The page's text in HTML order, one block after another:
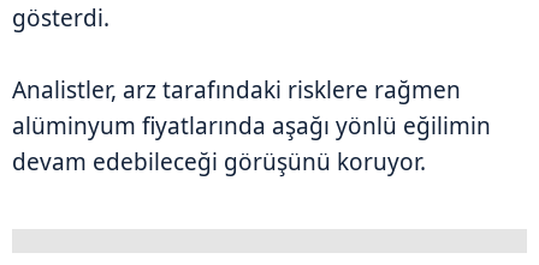
gösterdi.
Analistler, arz tarafındaki risklere rağmen
alüminyum fiyatlarında aşağı yönlü eğilimin
devam edebileceği görüşünü koruyor.